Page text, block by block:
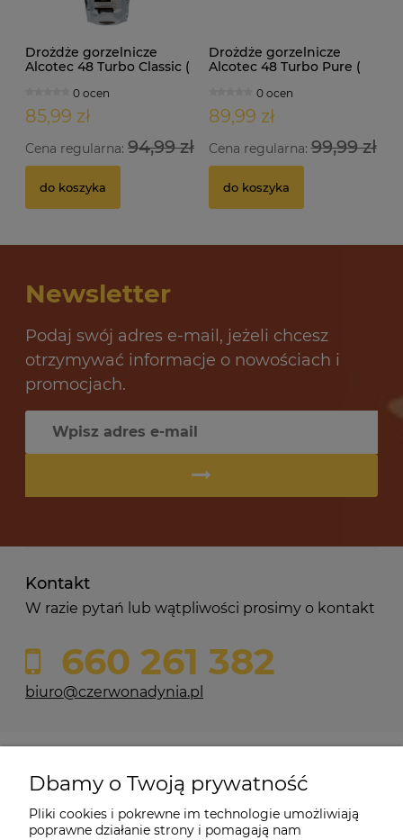
Drożdże gorzelnicze
Alcotec 48 Turbo Classic (
0 ocen
85,99 zł
Cena regularna: 94,99 zł
do koszyka
Drożdże gorzelnicze
Alcotec 48 Turbo Pure (
0 ocen
89,99 zł
Cena regularna:99,99 zł
do koszyka
Newsletter
Podaj swój adres e-mail, jeżeli chcesz
otrzymywać informacje o nowościach i
promocjach.
Kontakt
W razie pytań lub wątpliwości prosimy o kontakt
660 261 382
biuro@czerwonadynia.pl
Moje konto
Dbamy o Twoją prywatność
Pliki cookies i pokrewne im technologie umożliwiają
poprawne działanie strony i pomagają nam